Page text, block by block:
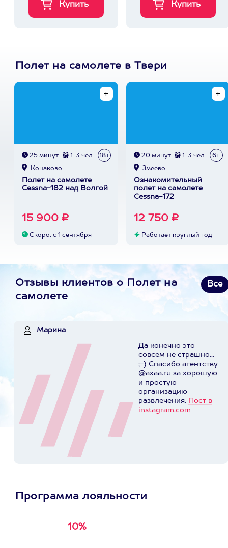
Полет на самолете в Твери
25 минут 1-3 чел 18+
Конаково
Полет на самолете
Cessna-182 над Волгой
15 900 ₽
Скоро, с 1 сентября
20 минут 1-3 чел 6+
Змеево
Ознакомительный
полет на самолете
Cessna-172
12 750 ₽
Работает круглый год
Отзывы клиентов о Полет на
самолете
Все
Марина
Да конечно это
совсем не страшно...
;-) Спасибо агентству
@axaa.ru за хорошую
и простую
организацию
развлечения. Пост в
instagram.com
Программа лояльности
10%